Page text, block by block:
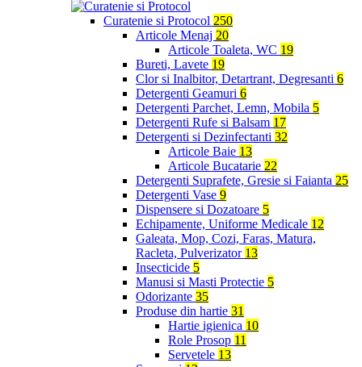
Curatenie si Protocol 250
Articole Menaj 20
Articole Toaleta, WC 19
Bureti, Lavete 19
Clor si Inalbitor, Detartrant, Degresanti 6
Detergenti Geamuri 6
Detergenti Parchet, Lemn, Mobila 5
Detergenti Rufe si Balsam 17
Detergenti si Dezinfectanti 32
Articole Baie 13
Articole Bucatarie 22
Detergenti Suprafete, Gresie si Faianta 25
Detergenti Vase 9
Dispensere si Dozatoare 5
Echipamente, Uniforme Medicale 12
Galeata, Mop, Cozi, Faras, Matura,
Racleta, Pulverizator 13
Insecticide 5
Manusi si Masti Protectie 5
Odorizante 35
Produse din hartie 31
Hartie igienica 10
Role Prosop 11
Servetele 13